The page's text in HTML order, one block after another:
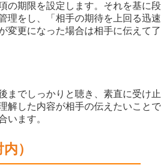
の期限を設定します。それを基に段
理をし、「相手の期待を上回る迅速
変更になった場合は相手に伝えて了
までしっかりと聴き、素直に受け止
解した内容が相手の伝えたいことで
います。
）